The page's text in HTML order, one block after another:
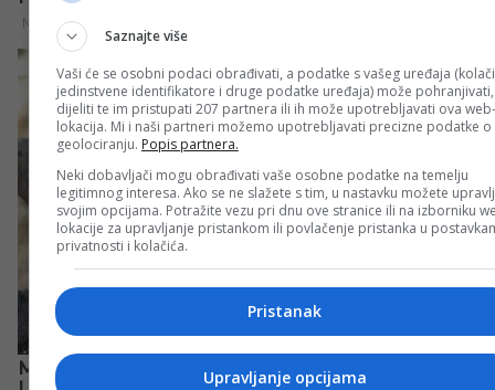
Saznajte više
Vaši će se osobni podaci obrađivati, a podatke s vašeg uređaja
jedinstvene identifikatore i druge podatke uređaja) može pohranjivati,
dijeliti te im pristupati 207 partnera ili ih može upotrebljavati ova web-
lokacija. Mi i naši partneri možemo upotrebljavati precizne podatke o
geolociranju. Popis partnera.
Neki dobavljači mogu obrađivati vaše osobne podatke na temelju
legitimnog interesa. Ako se ne slažete s tim, u nastavku možete
svojim opcijama. Potražite vezu pri dnu ove stranice ili na izborniku
lokacije za upravljanje pristankom ili povlačenje pristanka u
privatnosti i kolačića.
Pristanak
Upravljanje opcijama